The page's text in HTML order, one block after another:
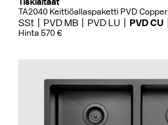
Tiskialtaat
TA2040 Keittiöallaspaketti PVD Copper
SSt PVD MB PVD LU PVD CU
Hinta 570 €